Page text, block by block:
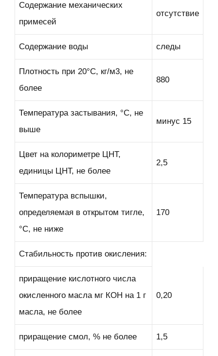
Содержание механических
примесей
отсутствие
Содержание воды следы
Плотность при 20°С, кг/м3, не
более
880
Температура застывания, °С, не
выше
минус 15
Цвет на колориметре ЦНТ,
единицы ЦНТ, не более
2,5
Температура вспышки,
определяемая в открытом тигле,
°С, не ниже
170
Стабильность против окисления:
приращение кислотного числа
окисленного масла мг КОН на 1 г
масла, не более
0,20
приращение смол, % не более 1,5